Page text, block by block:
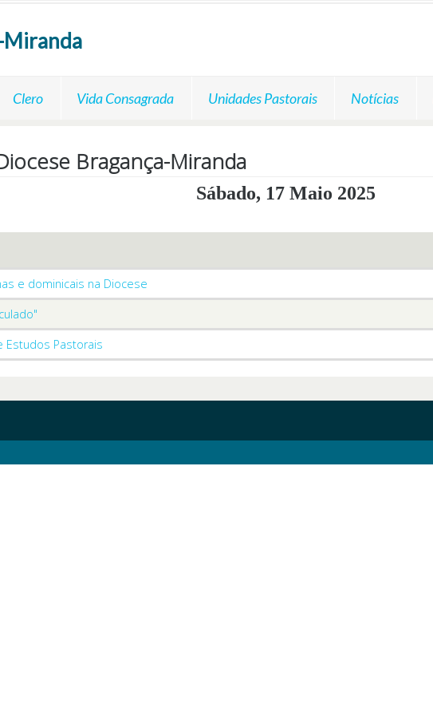
Miranda
Clero Vida Consagrada Unidades Pastorais Notícias
Bragança-Miranda
Sábado, 17 Maio 2025
e dominicais na Diocese
Estudos Pastorais